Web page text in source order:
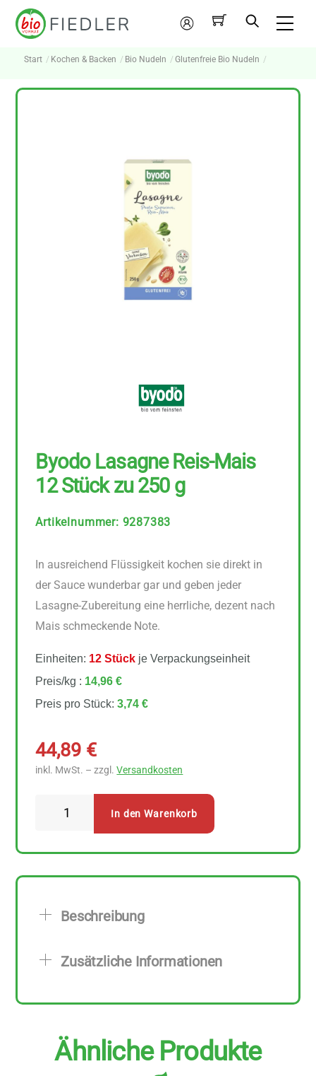
Skip
Mein
Konto
Start Kochen & Backen Bio Nudeln Glutenfreie Bio Nudeln
Byodo Lasagne Reis-Mais
12 Stück zu 250 g
Artikelnummer: 9287383
In ausreichend Flüssigkeit kochen sie direkt in
der Sauce wunderbar gar und geben jeder
Lasagne-Zubereitung eine herrliche, dezent nach
Mais schmeckende Note.
Einheiten: 12 Stück je Verpackungseinheit
Preis/kg : 14,96 €
Preis pro Stück:3,74 €
44,89 €
inkl. MwSt. – zzgl.Versandkosten
Stück
In den Warenkorb
Beschreibung
Zusätzliche Informationen
Ähnliche Produkte